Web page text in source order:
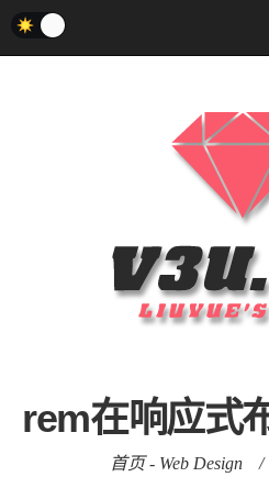
rem在响应式
首页- Web Design /